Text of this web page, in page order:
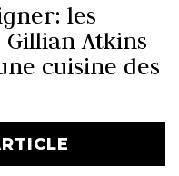
les
Atkins
cuisine des